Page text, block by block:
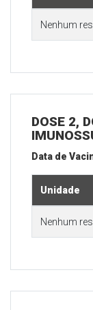
Nenhum
DOSE 2,
Data de
Unidade
Nenhum